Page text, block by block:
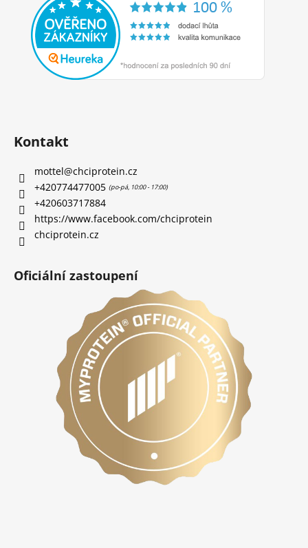
Kontakt
mottel@chciprotein.cz
+420774477005
+420603717884
https://www.facebook.com/chciprotein
chciprotein.cz
Oficiální zastoupení